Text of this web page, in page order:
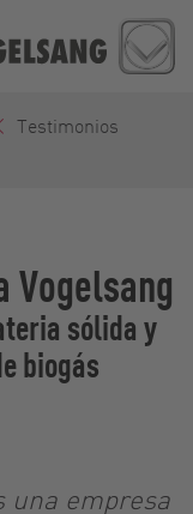
Testimonios
sólida y
biogás
una empresa